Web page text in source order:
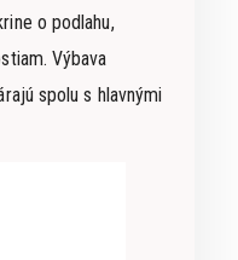
o podlahu,
Výbava
spolu s hlavnými